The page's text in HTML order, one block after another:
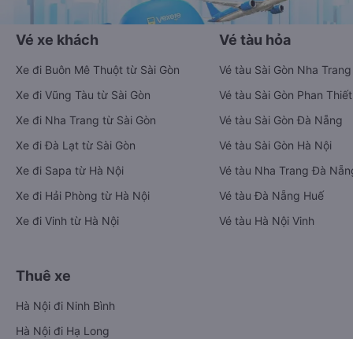
Vé xe khách
Xe đi Buôn Mê Thuột từ Sài Gòn
Xe đi Vũng Tàu từ Sài Gòn
Xe đi Nha Trang từ Sài Gòn
Xe đi Đà Lạt từ Sài Gòn
Xe đi Sapa từ Hà Nội
Xe đi Hải Phòng từ Hà Nội
Xe đi Vinh từ Hà Nội
Vé tàu hỏa
Vé tàu Sài Gòn Nha Trang
Vé tàu Sài Gòn Phan Thiết
Vé tàu Sài Gòn Đà Nẵng
Vé tàu Sài Gòn Hà Nội
Vé tàu Nha Trang Đà
Vé tàu Đà Nẵng Huế
Vé tàu Hà Nội Vinh
Thuê xe
Hà Nội đi Ninh Bình
Hà Nội đi Hạ Long